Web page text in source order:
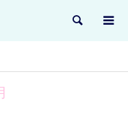
検索